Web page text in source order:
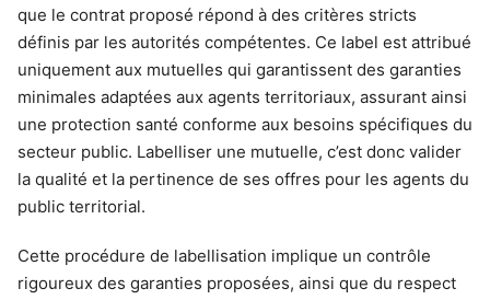
que le contrat proposé répond à des critères stricts
définis par les autorités compétentes. Ce label est attribué
uniquement aux mutuelles qui garantissent des garanties
minimales adaptées aux agents territoriaux, assurant ainsi
une protection santé conforme aux besoins spécifiques du
secteur public. Labelliser une mutuelle, c’est donc valider
la qualité et la pertinence de ses offres pour les agents du
public territorial.
Cette procédure de labellisation implique un contrôle
rigoureux des garanties proposées, ainsi que du respect